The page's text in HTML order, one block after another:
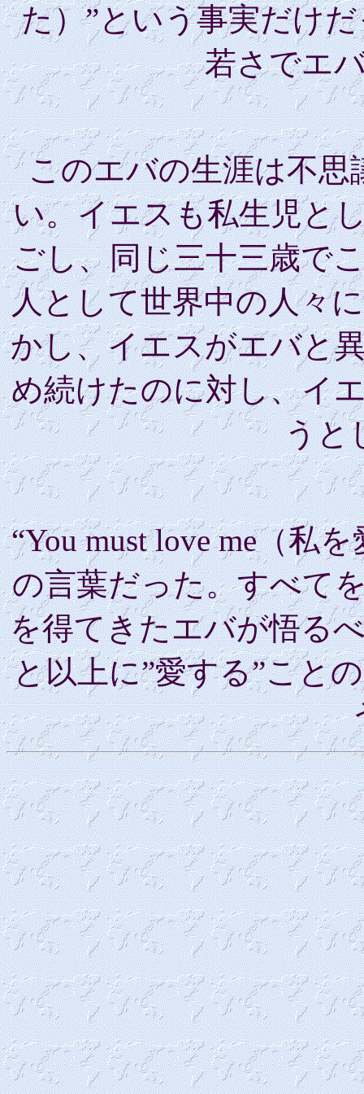
た）”という事実だけ
若さでエ
このエバの生涯は不
い。イエスも私生児と
ごし、同じ三十三歳で
人として世界中の人々
かし、イエスがエバと
め続けたのに対し、イ
うと
“You must love me（私
の言葉だった。すべて
を得てきたエバが悟る
と以上に”愛する”こと